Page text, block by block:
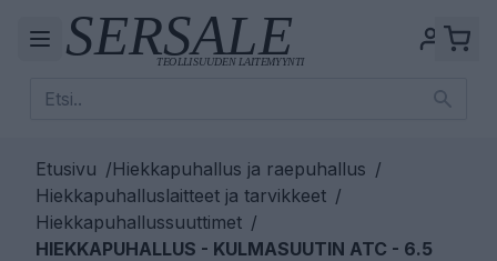
Etusivu /Hiekkapuhallus ja raepuhallus /
Hiekkapuhalluslaitteet ja tarvikkeet /
Hiekkapuhallussuuttimet /
HIEKKAPUHALLUS - KULMASUUTIN ATC - 6.5